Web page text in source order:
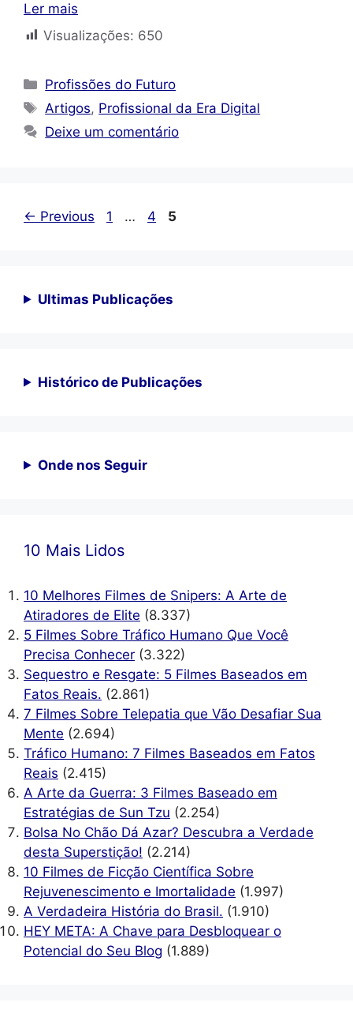
Ler mais
Visualizações: 650
Categorias
Profissões do Futuro
Tags
Artigos, Profissional da Era Digital
Deixe um comentário
← Previous Page
1 … Page
4 Page
5
Ultimas Publicações
Histórico de Publicações
Onde nos Seguir
10 Mais Lidos
10 Melhores Filmes de Snipers: A Arte de
Atiradores de Elite (8.337)
5 Filmes Sobre Tráfico Humano Que Você
Precisa Conhecer (3.322)
Sequestro e Resgate: 5 Filmes Baseados em
Fatos Reais. (2.861)
7 Filmes Sobre Telepatia que Vão Desafiar Sua
Mente (2.694)
Tráfico Humano: 7 Filmes Baseados em Fatos
Reais (2.415)
A Arte da Guerra: 3 Filmes Baseado em
Estratégias de Sun Tzu (2.254)
Bolsa No Chão Dá Azar? Descubra a Verdade
desta Superstição! (2.214)
10 Filmes de Ficção Científica Sobre
Rejuvenescimento e Imortalidade (1.997)
A Verdadeira História do Brasil. (1.910)
HEY META: A Chave para Desbloquear o
Potencial do Seu Blog (1.889)